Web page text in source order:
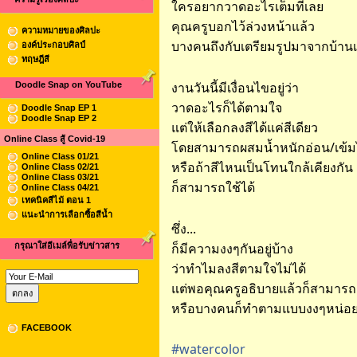
ความหมายของศิลปะ
องค์ประกอบศิลป์
ทฤษฎีสี
Doodle Snap on YouTube
Doodle Snap EP 1
Doodle Snap EP 2
Online Class สู้ Covid-19
Online Class 01/21
Online Class 02/21
Online Class 03/21
Online Class 04/21
เทคนิคสีไม้ ตอน 1
แนะนำการเลือกซื้อสีน้ำ
กรุณาใส่อีเมล์พื่อรับข่าวสาร
FACEBOOK
ใครอยากวาดอะไรเต็มที่เลย
คุณครูบอกไว้ล่วงหน้าแล้ว
บางคนถึงกับเตรียมรูปมาจากบ้าน
งานวันนี้มีเงื่อนไขอยู่ว่า
วาดอะไรก็ได้ตามใจ
แต่ให้เลือกลงสีได้แค่สีเดียว
โดยสามารถผสมน้ำหนักอ่อน/เข้
หรือถ้าสีไหนเป็นโทนใกล้เคียงกัน
ก็สามารถใช้ได้
ซึ่ง...
ก็มีความงงๆกันอยู่บ้าง
ว่าทำไมลงสีตามใจไม่ได้
แต่พอคุณครูอธิบายแล้วก็สามารถ
หรือบางคนก็ทำตามแบบงงๆหน่อย
#watercolor